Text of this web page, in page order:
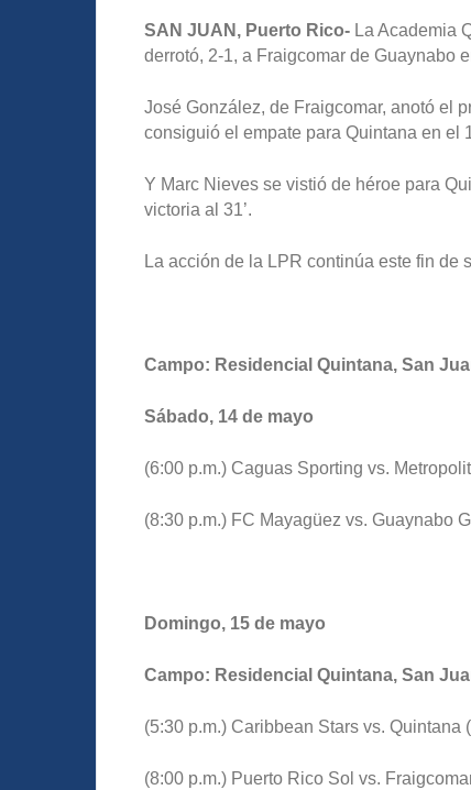
SAN JUAN, Puerto Rico- La Academia
derrotó, 2-1, a Fraigcomar de Guaynabo
José González, de Fraigcomar, anotó el
consiguió el empate para Quintana en el
Y Marc Nieves se vistió de héroe para
victoria al 31’.
La acción de la LPR continúa este fin de
Campo: Residencial Quintana, San
Sábado, 14 de mayo
(6:00 p.m.) Caguas Sporting vs.
(8:30 p.m.) FC Mayagüez vs. Guaynabo
Domingo, 15 de mayo
Campo: Residencial Quintana, San
(5:30 p.m.) Caribbean Stars vs. Quintana
(8:00 p.m.) Puerto Rico Sol vs.